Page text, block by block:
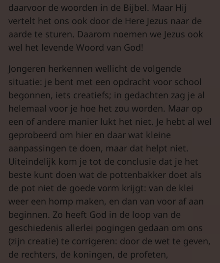
daarvoor de woorden in de Bijbel. Maar Hij
vertelt het ons ook door de Here Jezus naar de
aarde te sturen. Daarom noemen we Jezus ook
wel het levende Woord van God!
Jongeren herkennen wellicht de volgende
situatie: je bent met een opdracht voor school
begonnen, iets creatiefs; in gedachten zag je al
helemaal voor je hoe het zou worden. Maar op
een of andere manier lukt het niet. Je hebt al wel
geprobeerd om hier en daar wat kleine
aanpassingen te doen, maar dat helpt niet.
Uiteindelijk kom je tot de conclusie dat je het
beste kunt doen wat de pottenbakker doet als
de pot niet de goede vorm krijgt: van de klei
weer een homp maken, en dan van voor af aan
beginnen. Zo heeft God in de loop van de
geschiedenis allerlei pogingen gedaan om ons
(zijn creatie) te corrigeren: door de wet te geven,
de rechters, de koningen, de profeten,